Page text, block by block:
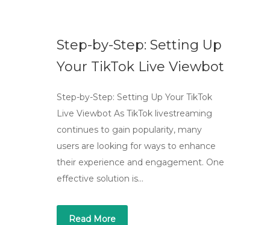
Step-by-Step: Setting Up
Your TikTok Live Viewbot
Step-by-Step: Setting Up Your TikTok
Live Viewbot As TikTok livestreaming
continues to gain popularity, many
users are looking for ways to enhance
their experience and engagement. One
effective solution is…
Read More